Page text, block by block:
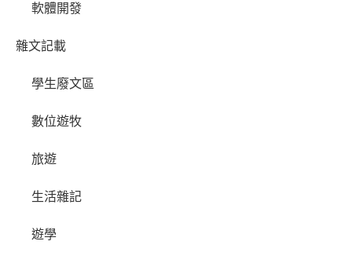
軟體開發
雜文記載
學生廢文區
數位遊牧
旅遊
生活雜記
遊學